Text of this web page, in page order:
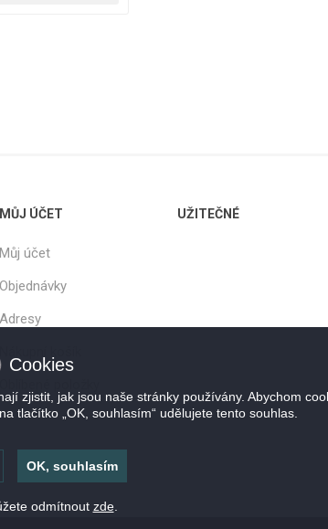
MŮJ ÚČET
Můj účet
Objednávky
Adresy
UŽITEČNÉ
Cookies
zjistit, jak jsou naše stránky používány. Abychom
tlačítko „OK, souhlasím“ udělujete tento souhlas.
OK, souhlasím
odmítnout zde.